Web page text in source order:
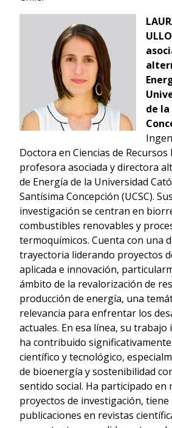
de
Doctora en Ciencias de Recursos
profesora asociada y directora
de Energía de la Universidad
Santísima Concepción (UCSC).
investigación se centran en
combustibles renovables y
termoquímicos. Cuenta con una
trayectoria liderando proyectos
aplicada e innovación,
ámbito de la revalorización de
producción de energía, una
relevancia para enfrentar los
actuales. En esa línea, su
ha contribuido
científico y tecnológico,
de bioenergía y sostenibilidad
sentido social. Ha participado en
proyectos de investigación, tiene
publicaciones en revistas